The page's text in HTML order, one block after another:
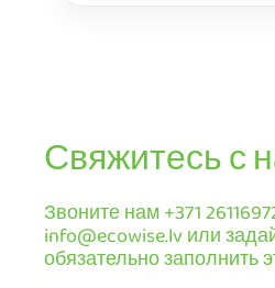
Свяжитесь с
Звоните нам +371
info@ecowise.lv или
обязательно заполнить